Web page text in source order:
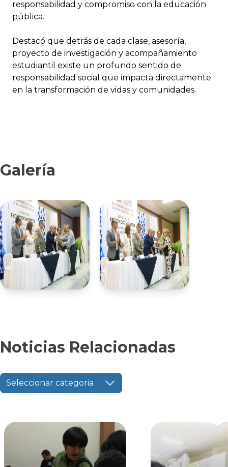
responsabilidad y compromiso con la educación
pública.
Destacó que detrás de cada clase, asesoría,
proyecto de investigación y acompañamiento
estudiantil existe un profundo sentido de
responsabilidad social que impacta directamente
en la transformación de vidas y comunidades.
Galería
Noticias Relacionadas
Seleccionar categoria